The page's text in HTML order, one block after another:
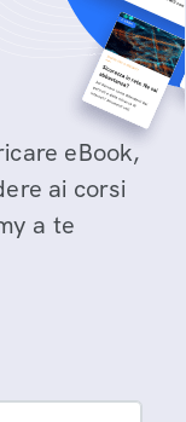
eBook,
ai corsi
a te